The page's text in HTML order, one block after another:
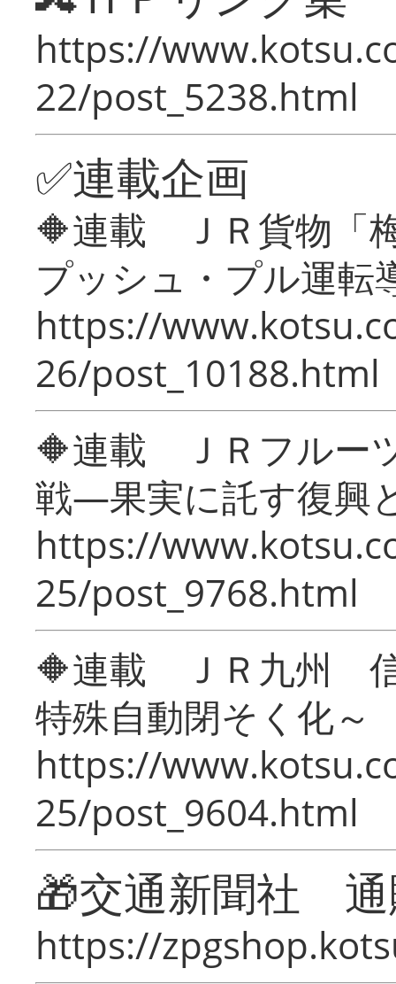
https://
22/post_5238.html
✅連載企画
🔶連載 ＪＲ貨物「
プッシュ・プル運転
https://
26/post_10188.html
🔶連載 ＪＲフルー
戦―果実に託す復興
https://
25/post_9768.html
🔶連載 ＪＲ九州 信
特殊自動閉そく化～
https://
25/post_9604.html
🎁交通新聞社
https://